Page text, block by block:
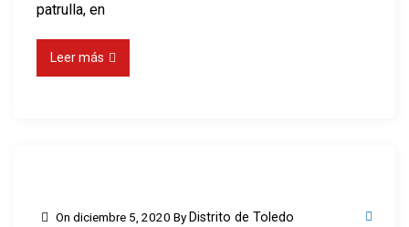
patrulla, en
Leer más
On diciembre 5, 2020 ByDistrito de Toledo